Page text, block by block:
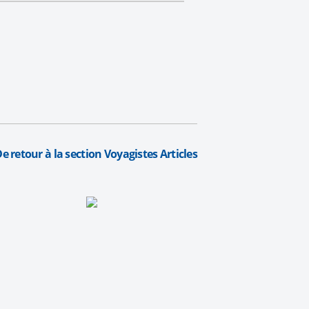
retour à la section Voyagistes Articles